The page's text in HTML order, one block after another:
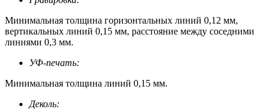
Минимальная толщина горизонтальных линий 0,12 мм,
вертикальных линий 0,15 мм, расстояние между соседними
линиями 0,3 мм.
УФ-печать:
Минимальная толщина линий 0,15 мм.
Деколь: